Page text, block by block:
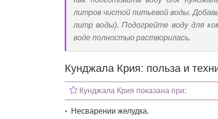
литров чистой питьевой воды.
литр воды). Подогрейте воду для
воде полностью растворилась.
Кунджала Крия: польза и
Кунджала Крия показана при:
Несварении желудка.